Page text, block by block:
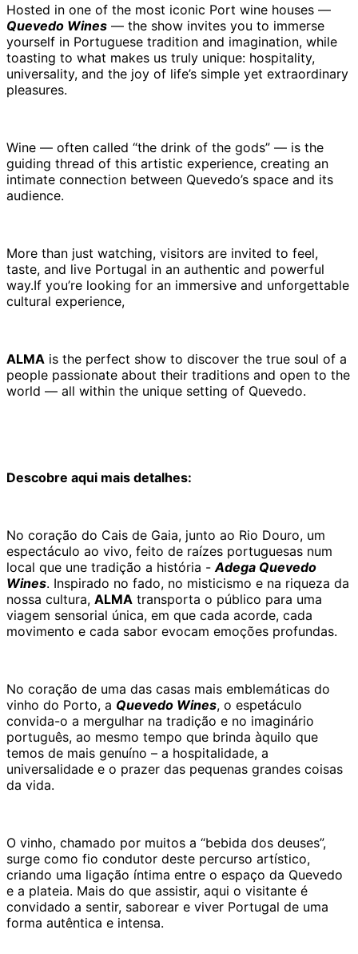
Hosted in one of the most iconic Port wine houses —
Quevedo Wines — the show invites you to immerse
yourself in Portuguese tradition and imagination, while
toasting to what makes us truly unique: hospitality,
universality, and the joy of life’s simple yet extraordinary
pleasures.
Wine — often called “the drink of the gods” — is the
guiding thread of this artistic experience, creating an
intimate connection between Quevedo’s space and its
audience.
More than just watching, visitors are invited to feel,
taste, and live Portugal in an authentic and powerful
way.If you’re looking for an immersive and unforgettable
cultural experience,
ALMA is the perfect show to discover the true soul of a
people passionate about their traditions and open to the
world — all within the unique setting of Quevedo.
Descobre aqui mais detalhes:
No coração do Cais de Gaia, junto ao Rio Douro, um
espectáculo ao vivo, feito de raízes portuguesas num
local que une tradição a história - Adega Quevedo
Wines. Inspirado no fado, no misticismo e na riqueza da
nossa cultura, ALMA transporta o público para uma
viagem sensorial única, em que cada acorde, cada
movimento e cada sabor evocam emoções profundas.
No coração de uma das casas mais emblemáticas do
vinho do Porto, a Quevedo Wines, o espetáculo
convida-o a mergulhar na tradição e no imaginário
português, ao mesmo tempo que brinda àquilo que
temos de mais genuíno – a hospitalidade, a
universalidade e o prazer das pequenas grandes coisas
da vida.
O vinho, chamado por muitos a “bebida dos deuses”,
surge como fio condutor deste percurso artístico,
criando uma ligação íntima entre o espaço da Quevedo
e a plateia. Mais do que assistir, aqui o visitante é
convidado a sentir, saborear e viver Portugal de uma
forma autêntica e intensa.